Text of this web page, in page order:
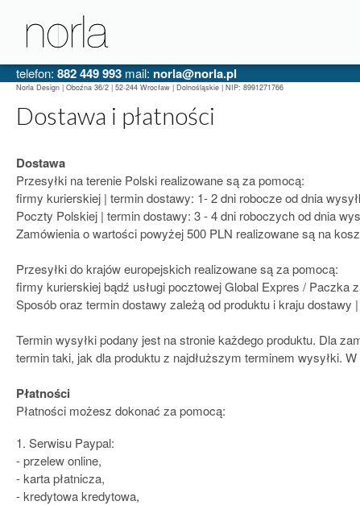
telefon: 882 449 993 mail: norla@norla.pl
Norla Design | Oboźna 36/2 | 52-244 Wrocław | Dolnośląskie | NIP: 8991271766
Dostawa i płatności
Dostawa
Przesyłki na terenie Polski realizowane są za pomocą:
firmy kurierskiej | termin dostawy: 1- 2 dni robocze od dnia
Poczty Polskiej | termin dostawy: 3 - 4 dni roboczych od dnia
Zamówienia o wartości powyżej 500 PLN realizowane są na
Przesyłki do krajów europejskich realizowane są za pomocą:
firmy kurierskiej bądź usługi pocztowej Global Expres / Paczka
Sposób oraz termin dostawy zależą od produktu i kraju dostawy
Termin wysyłki podany jest na stronie każdego produktu. Dla
termin taki, jak dla produktu z najdłuższym terminem wysyłki.
Płatności
Płatności możesz dokonać za pomocą:
1. Serwisu Paypal:
- przelew online,
- karta płatnicza,
- kredytowa kredytowa,